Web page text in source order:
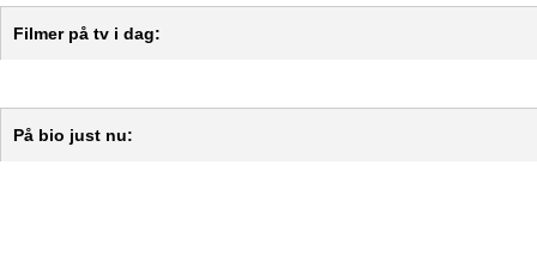
Filmer på tv i dag:
På bio just nu: